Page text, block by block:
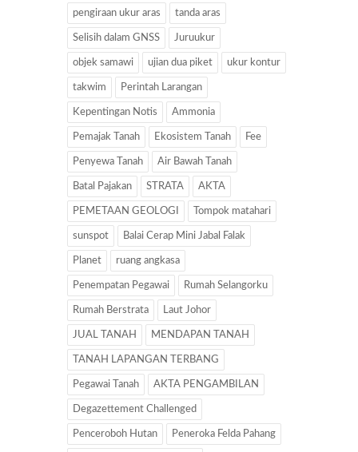
pengiraan ukur aras tanda aras
Selisih dalam GNSS Juruukur
objek samawi ujian dua piket ukur kontur
takwim Perintah Larangan
Kepentingan Notis Ammonia
Pemajak Tanah Ekosistem Tanah Fee
Penyewa Tanah Air Bawah Tanah
Batal Pajakan STRATA AKTA
PEMETAAN GEOLOGI Tompok matahari
sunspot Balai Cerap Mini Jabal Falak
Planet ruang angkasa
Penempatan Pegawai Rumah Selangorku
Rumah Berstrata Laut Johor
JUAL TANAH MENDAPAN TANAH
TANAH LAPANGAN TERBANG
Pegawai Tanah AKTA PENGAMBILAN
Degazettement Challenged
Penceroboh Hutan Peneroka Felda Pahang